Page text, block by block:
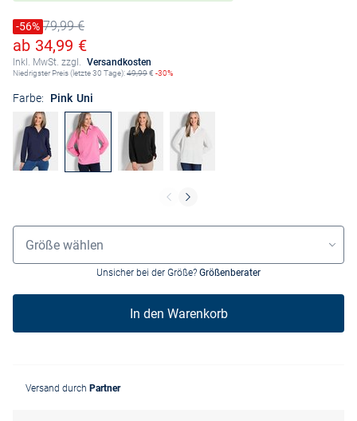
Preis reduziert um
-56%
Alter Preis79,99 €
Ermäßigter Preis
ab 34,99 €
Inkl. MwSt. zzgl. Versandkosten
Niedrigster Preis (letzte 30 Tage):49,99€ -30%
Farbe: Pink Uni
Grössenauswahl
Größe wählen
Unsicher bei der Größe? Größenberater
In den Warenkorb
Versand durch Partner